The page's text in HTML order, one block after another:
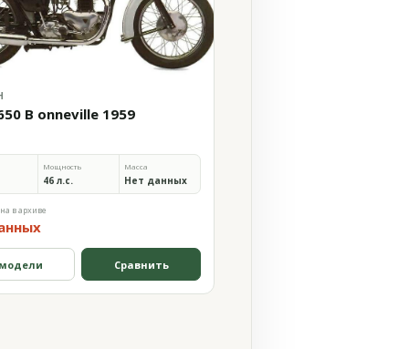
B onneville 1959
Мощность
46 л.с.
Масса
Нет данных
в архиве
Сравнить